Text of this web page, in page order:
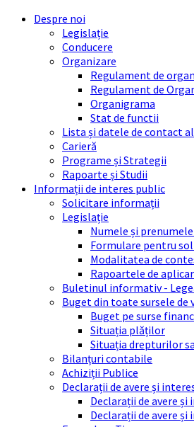
Skip
Skip
Skip
Skip
Despre noi
Legislație
Conducere
Organizare
Regulament de
Regulament de
Organigrama
Stat de functii
Lista și datele de contact
Carieră
Programe și Strategii
Rapoarte și Studii
Informații de interes public
Solicitare informații
Legislație
Numele și
Formulare pentru
Modalitatea de
Rapoartele de
Buletinul informativ -
Buget din toate sursele de
Buget pe surse
Situația plăților
Situația drepturilor
Bilanțuri contabile
Achiziții Publice
Declarații de avere și
Declarații de avere
Declarații de avere